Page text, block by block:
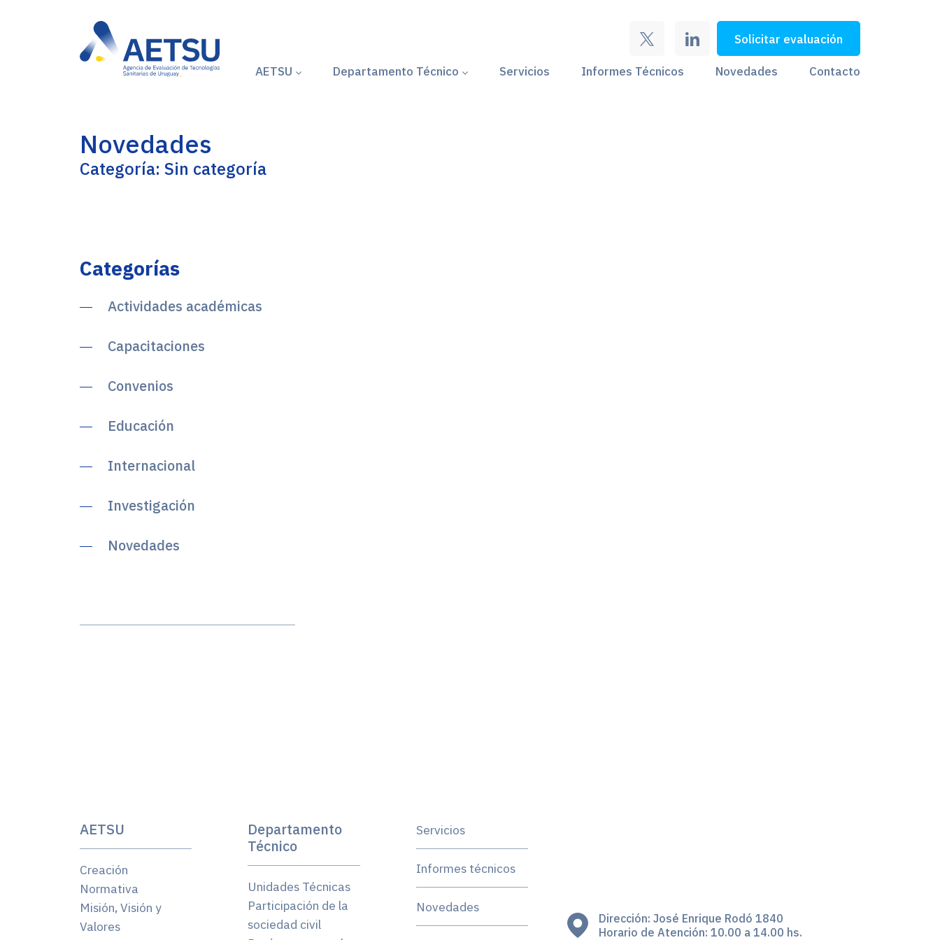
Solicitar evaluación
AETSU Departamento Técnico Servicios Informes Técnicos Novedades Contacto
Novedades
Categoría: Sin categoría
Categorías
Actividades académicas
Capacitaciones
Convenios
Educación
Internacional
Investigación
Novedades
AETSU
Creación
Normativa
Misión, Visión y
Valores
Departamento
Técnico
Unidades Técnicas
Participación de la
sociedad civil
Servicios
Informes técnicos
Novedades
Dirección: José Enrique Rodó 1840
Horario de Atención: 10.00 a 14.00 hs.